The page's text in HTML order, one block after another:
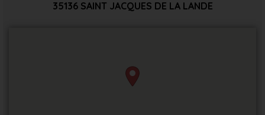
35136 SAINT JACQUES DE LA LANDE